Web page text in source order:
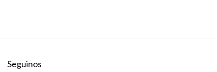
Seguinos